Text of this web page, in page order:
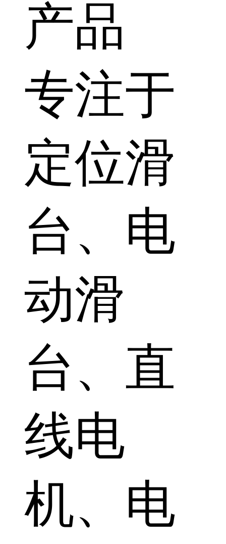
产品
专注于
定位滑
台、电
动滑
台、直
线电
机、电